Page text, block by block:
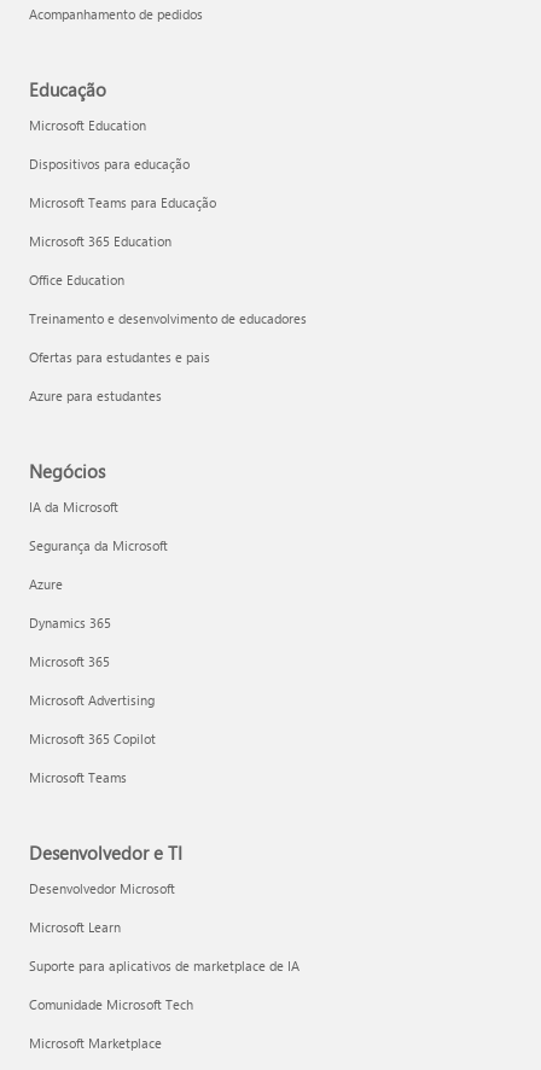
Acompanhamento de pedidos
Educação
Microsoft Education
Dispositivos para educação
Microsoft Teams para Educação
Microsoft 365 Education
Office Education
Treinamento e desenvolvimento de educadores
Ofertas para estudantes e pais
Azure para estudantes
Negócios
IA da Microsoft
Segurança da Microsoft
Azure
Dynamics 365
Microsoft 365
Microsoft Advertising
Microsoft 365 Copilot
Microsoft Teams
Desenvolvedor e TI
Desenvolvedor Microsoft
Microsoft Learn
Suporte para aplicativos de marketplace de IA
Comunidade Microsoft Tech
Microsoft Marketplace